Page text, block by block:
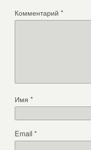
Комментарий *
Имя *
Email*